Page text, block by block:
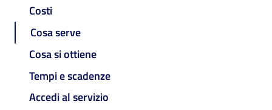
Costi
Cosa serve
Cosa si ottiene
Tempi e scadenze
Accedi al servizio